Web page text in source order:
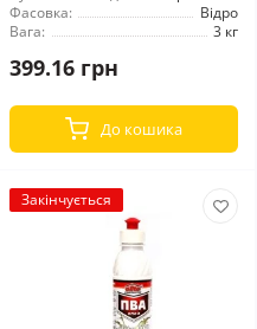
Фасовка:
Відро
Вага:
3 кг
399.16 грн
До кошика
Закінчується